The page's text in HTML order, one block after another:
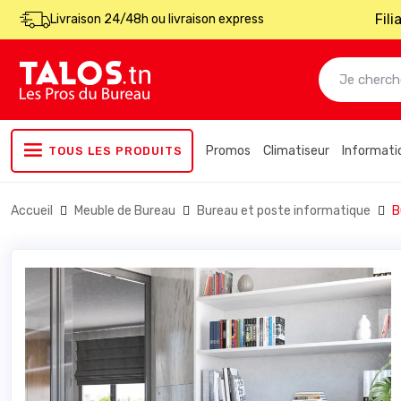
Livraison 24/48h ou livraison express
TOUS LES PRODUITS Promos Climatiseur
Accueil Meuble de Bureau Bureau et poste informatique